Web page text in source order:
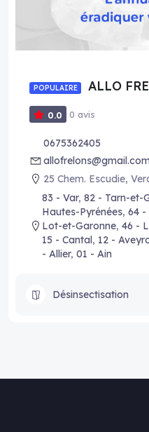
POPULAIRE ALLO
0.0 0 avis
0675362405
allofrelons@gmail.com
25 Chem. Escudie,
83 - Var, 82 - Tarn-et-
Hautes-Pyrénées, 64 -
Lot-et-Garonne, 46 -
15 - Cantal, 12 -
- Allier, 01 - Ain
Désinsectisation